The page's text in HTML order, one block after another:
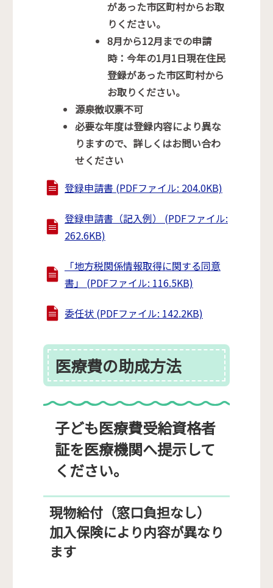
があった市区町村からお取
りください。
8月から12月までの申請
時：今年の1月1日現在住民
登録があった市区町村から
お取りください。
源泉徴収票不可
必要な年度は登録内容により異な
りますので、詳しくはお問い合わ
せください
登録申請書 (PDFファイル: 204.0KB)
登録申請書（記入例） (PDFファイル:
262.6KB)
「地方税関係情報取得に関する同意
書」 (PDFファイル: 116.5KB)
委任状 (PDFファイル: 142.2KB)
医療費の助成方法
子ども医療費受給資格者
証を医療機関へ提示して
ください。
現物給付（窓口負担なし）
加入保険により内容が異なり
ます